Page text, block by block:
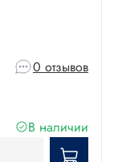
0 отзывов
В наличии